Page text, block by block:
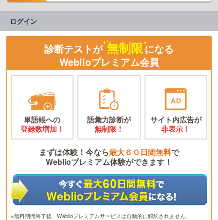
ログイン
診断テストが 無制限になる
Weblioプレミアム会員
単語帳への
登録数増加！
語彙力診断が
無制限！
サイト内広告が
非表示！
まずは体験！今なら最大６０日間無料で
Weblioプレミアム体験ができます！
※無料期間終了後、Weblioプレミアムサービスは自動的に解約されません。